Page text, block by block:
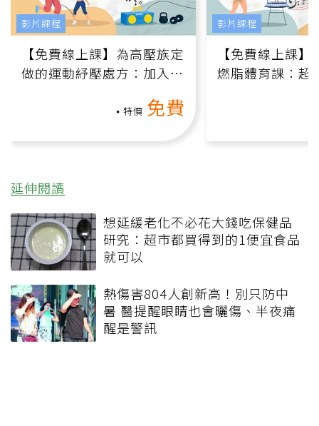
【免費線上課】為高壓族定
做的運動紓壓處方：加入行
特價 免費
影片課程
【免費線上課
燃脂體育課：超
影片課程
延伸閱讀
想延緩老化不必花大錢吃保健品
研究：超市都買得到的1便宜食品
就可以
熱傷害804人創新高！別只防中
暑 醫提醒眼睛也會曬傷、半夜痛
醒是警訊